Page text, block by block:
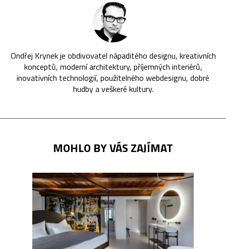
Ondřej Krynek je obdivovatel nápaditého designu, kreativních
konceptů, moderní architektury, příjemných interiérů,
inovativních technologií, použitelného webdesignu, dobré
hudby a veškeré kultury.
MOHLO BY VÁS ZAJÍMAT